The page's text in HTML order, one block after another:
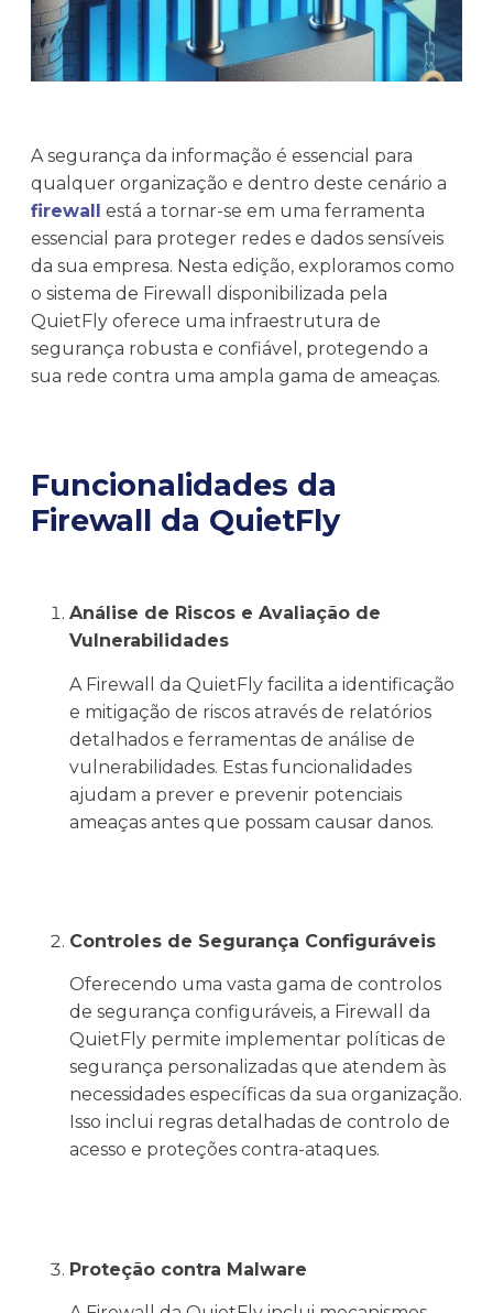
A segurança da informação é essencial para
qualquer organização e dentro deste cenário a
firewall
está a tornar-se em uma ferramenta
essencial para proteger redes e dados sensíveis
da sua empresa. Nesta edição, exploramos como
o sistema de Firewall disponibilizada pela
QuietFly oferece uma infraestrutura de
segurança robusta e confiável, protegendo a
sua rede contra uma ampla gama de ameaças.
Funcionalidades da
Firewall da QuietFly
Análise de Riscos e Avaliação de
Vulnerabilidades
A Firewall da QuietFly facilita a identificação
e mitigação de riscos através de relatórios
detalhados e ferramentas de análise de
vulnerabilidades. Estas funcionalidades
ajudam a prever e prevenir potenciais
ameaças antes que possam causar danos.
Controles de Segurança Configuráveis
Oferecendo uma vasta gama de controlos
de segurança configuráveis, a Firewall da
QuietFly permite implementar políticas de
segurança personalizadas que atendem às
necessidades específicas da sua organização.
Isso inclui regras detalhadas de controlo de
acesso e proteções contra-ataques.
Proteção contra Malware